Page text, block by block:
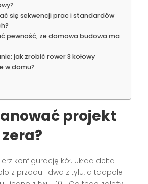
się sekwencji prac i standardów
pewność, że domowa budowa ma
jak zrobić rower 3 kołowy
w domu?
projekt
konfigurację kół. Układ delta
z przodu i dwa z tyłu, a tadpole